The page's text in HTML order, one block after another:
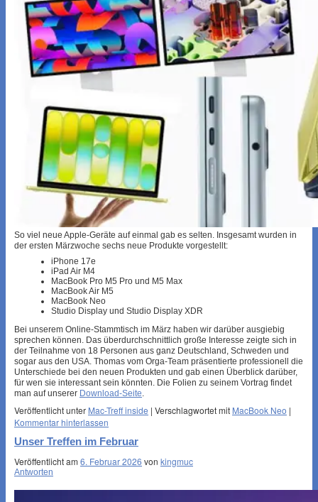
So viel neue Apple-Geräte auf einmal gab es selten. Insgesamt wurden in
der ersten Märzwoche sechs neue Produkte vorgestellt:
iPhone 17e
iPad Air M4
MacBook Pro M5 Pro und M5 Max
MacBook Air M5
MacBook Neo
Studio Display und Studio Display XDR
Bei unserem Online-Stammtisch im März haben wir darüber ausgiebig
sprechen können. Das überdurchschnittlich große Interesse zeigte sich in
der Teilnahme von 18 Personen aus ganz Deutschland, Schweden und
sogar aus den USA. Thomas vom Orga-Team präsentierte professionell die
Unterschiede bei den neuen Produkten und gab einen Überblick darüber,
für wen sie interessant sein könnten. Die Folien zu seinem Vortrag findet
man auf unserer Download-Seite.
Veröffentlicht unter Mac-Treff inside | Verschlagwortet mit MacBook Neo |
Kommentar hinterlassen
Unser Treffen im Februar
Veröffentlicht am 6. Februar 2026 von kingmuc
Antworten